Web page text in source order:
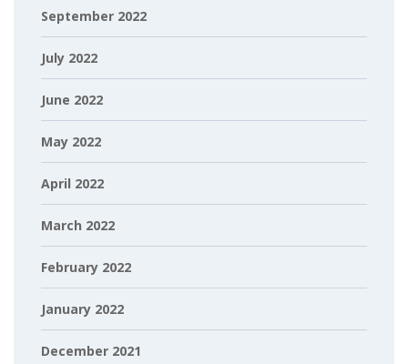
September 2022
July 2022
June 2022
May 2022
April 2022
March 2022
February 2022
January 2022
December 2021